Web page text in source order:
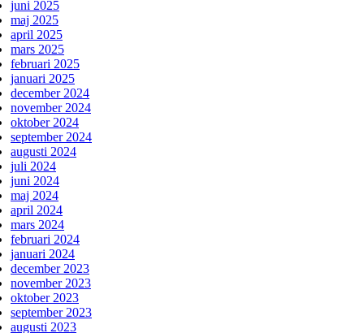
juni 2025
maj 2025
april 2025
mars 2025
februari 2025
januari 2025
december 2024
november 2024
oktober 2024
september 2024
augusti 2024
juli 2024
juni 2024
maj 2024
april 2024
mars 2024
februari 2024
januari 2024
december 2023
november 2023
oktober 2023
september 2023
augusti 2023